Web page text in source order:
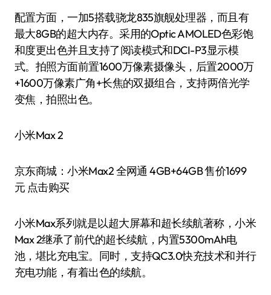
配置方面，一加5搭载骁龙835旗舰处理器，而且有
最大8GB的超大内存。采用的Optic AMOLED色彩饱
和度更出色并且支持了阅读模式和DCI-P3显示模
式。拍照方面前置1600万像素摄像头，后置2000万
+1600万像素广角+长焦的双摄组合，支持两倍光学
变焦，拍照出色。
小米Max 2
京东商城：小米Max2 全网通 4GB+64GB 售价1699
元 点击购买
小米Max系列就是以超大屏幕和超长续航著称，小米
Max 2继承了前代的超长续航，内置5300mAh电
池，堪比充电宝。同时，支持QC3.0快充技术和并行
充电功能，有着出色的续航。